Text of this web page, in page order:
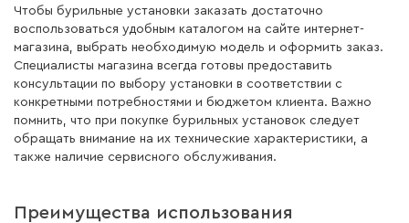
Чтобы бурильные установки заказать достаточно
воспользоваться удобным каталогом на сайте интернет-
магазина, выбрать необходимую модель и оформить заказ.
Специалисты магазина всегда готовы предоставить
консультации по выбору установки в соответствии с
конкретными потребностями и бюджетом клиента. Важно
помнить, что при покупке бурильных установок следует
обращать внимание на их технические характеристики, а
также наличие сервисного обслуживания.
Преимущества использования